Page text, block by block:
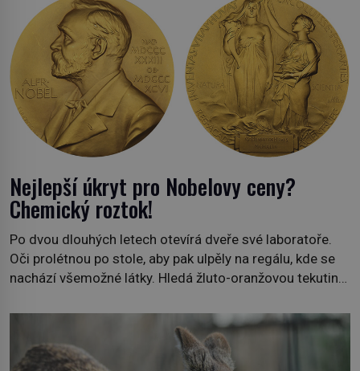
Nejlepší úkryt pro Nobelovy ceny?
Chemický roztok!
Po dvou dlouhých letech otevírá dveře své laboratoře.
Oči prolétnou po stole, aby pak ulpěly na regálu, kde se
nachází všemožné látky. Hledá žluto-oranžovou tekutinu,
plán dokončit. Pod termínem aqua regia se skrývá
směs s názvem lučavka královská. Svůj přídomek nemá
pro nic za nic, […]